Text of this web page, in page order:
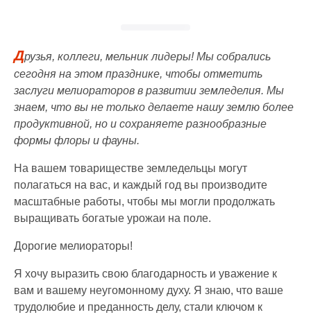
Друзья, коллеги, мельник лидеры! Мы собрались
сегодня на этом празднике, чтобы отметить
заслуги мелиораторов в развитии земледелия. Мы
знаем, что вы не только делаете нашу землю более
продуктивной, но и сохраняете разнообразные
формы флоры и фауны.
На вашем товариществе земледельцы могут
полагаться на вас, и каждый год вы производите
масштабные работы, чтобы мы могли продолжать
выращивать богатые урожаи на поле.
Дорогие мелиораторы!
Я хочу выразить свою благодарность и уважение к
вам и вашему неугомонному духу. Я знаю, что ваше
трудолюбие и преданность делу, стали ключом к